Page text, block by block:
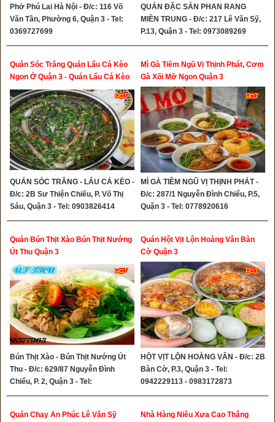
Phở Phú Lai Hà Nội - Đ/c: 116 Võ
Văn Tần, Phường 6, Quận 3 - Tel:
0369727699
QUÁN ĐẶC SẢN PHAN RANG
MIỀN TRUNG - Đ/c: 217 Lê Văn Sỹ,
P.13, Quận 3 - Tel: 0973089269
Quán Sóc Trăng Quán Lẩu Cá Kèo
Ngon Ở Quận 3 - Quán Lẩu Cá Kèo
Sư Thiện Chiếu Quận 3
QUÁN SÓC TRĂNG - LẨU CÁ KÈO -
Đ/c: 2B Sư Thiện Chiếu, P. Võ Thị
Sáu, Quận 3 - Tel: 0903826414
Mì Gà Tiềm Ngũ Vị Thịnh Phát, Cơm
Gà Xối Mỡ Ngon Quận 3
MÌ GÀ TIỀM NGŨ VỊ THỊNH PHÁT -
Đ/c: 287/1 Nguyễn Đình Chiểu, P.5,
Quận 3 - Tel: 0778920616
Quán Bún Thịt Xào Bún Thịt Nướng
Út Thu Quận 3
Bún Thịt Xào - Bún Thịt Nướng Út
Thu - Đ/c: 629/87 Nguyễn Đình
Chiểu, P. 2, Quận 3 - Tel:
0988577963 - 0902517977
Quán Hột Vịt Lộn Hoàng Vân Bàn
Cờ Quận 3
HỘT VỊT LỘN HOÀNG VÂN - Đ/c: 2B
Bàn Cờ, P.3, Quận 3 - Tel:
0942229113 - 0983172873
Quán Chay An Phúc Lê Văn Sỹ
Nhà Hàng Niêu Xưa Cao Thắng